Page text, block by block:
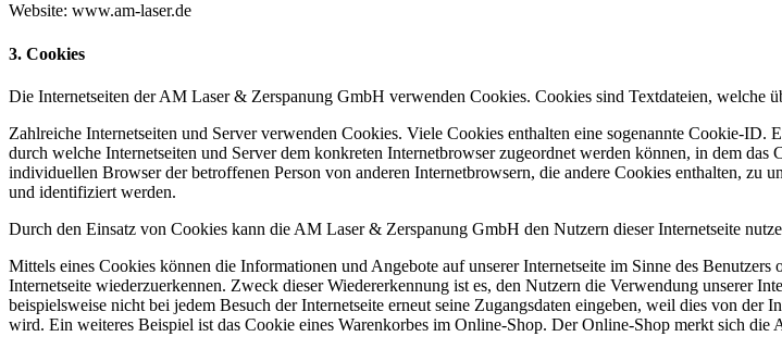
Website: www.am-laser.de
3. Cookies
Die Internetseiten der AM Laser & Zerspanung GmbH verwenden Cookies. Cookies sind Textdateien, welche
Zahlreiche Internetseiten und Server verwenden Cookies. Viele Cookies enthalten eine sogenannte Cookie-
durch welche Internetseiten und Server dem konkreten Internetbrowser zugeordnet werden können, in dem
individuellen Browser der betroffenen Person von anderen Internetbrowsern, die andere Cookies enthalten,
und identifiziert werden.
Durch den Einsatz von Cookies kann die AM Laser & Zerspanung GmbH den Nutzern dieser Internetseite
Mittels eines Cookies können die Informationen und Angebote auf unserer Internetseite im Sinne des
Internetseite wiederzuerkennen. Zweck dieser Wiedererkennung ist es, den Nutzern die Verwendung unserer
beispielsweise nicht bei jedem Besuch der Internetseite erneut seine Zugangsdaten eingeben, weil dies von der
wird. Ein weiteres Beispiel ist das Cookie eines Warenkorbes im Online-Shop. Der Online-Shop merkt sich